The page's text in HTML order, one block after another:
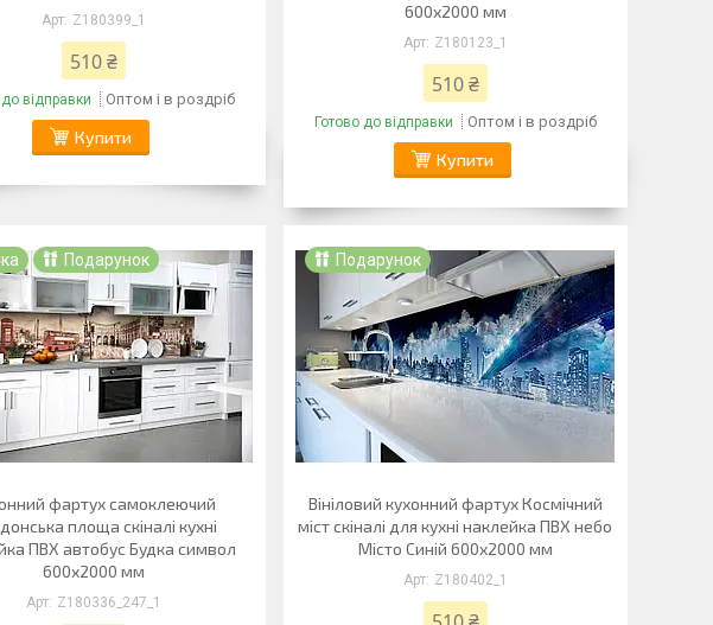
Z180399_1
510 ₴
до відправки Оптом і в роздріб
Купити
600х2000 мм
Z180123_1
510 ₴
Готово до відправки Оптом і в роздріб
Купити
Подарунок
фартух самоклеючий
площа скіналі кухні
ПВХ автобус Будка символ
600х2000 мм
Z180336_247_1
Подарунок
Вініловий кухонний фартух Космічний
міст скіналі для кухні наклейка ПВХ небо
Місто Синій 600х2000 мм
Z180402_1